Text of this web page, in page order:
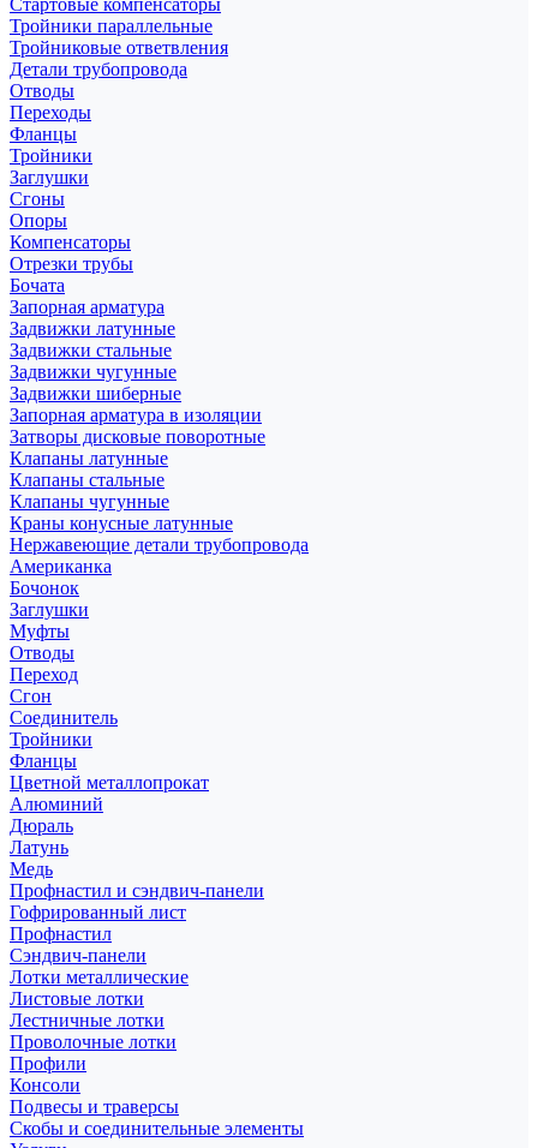
Стартовые компенсаторы
Тройники параллельные
Тройниковые ответвления
Детали трубопровода
Отводы
Переходы
Фланцы
Тройники
Заглушки
Сгоны
Опоры
Компенсаторы
Отрезки трубы
Бочата
Запорная арматура
Задвижки латунные
Задвижки стальные
Задвижки чугунные
Задвижки шиберные
Запорная арматура в изоляции
Затворы дисковые поворотные
Клапаны латунные
Клапаны стальные
Клапаны чугунные
Краны конусные латунные
Нержавеющие детали трубопровода
Американка
Бочонок
Заглушки
Муфты
Отводы
Переход
Сгон
Соединитель
Тройники
Фланцы
Цветной металлопрокат
Алюминий
Дюраль
Латунь
Медь
Профнастил и сэндвич-панели
Гофрированный лист
Профнастил
Сэндвич-панели
Лотки металлические
Листовые лотки
Лестничные лотки
Проволочные лотки
Профили
Консоли
Подвесы и траверсы
Скобы и соединительные элементы